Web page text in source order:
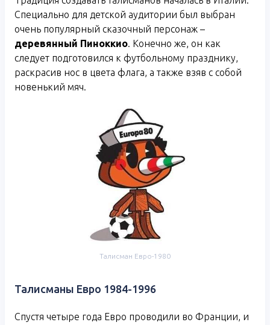
Специально для детской аудитории был выбран
очень популярный сказочный персонаж –
деревянный Пиноккио. Конечно же, он как
следует подготовился к футбольному празднику,
раскрасив нос в цвета флага, а также взяв с собой
новенький мяч.
Талисман Евро-1980
Талисманы Евро 1984-1996
Спустя четыре года Евро проводили во Франции, и